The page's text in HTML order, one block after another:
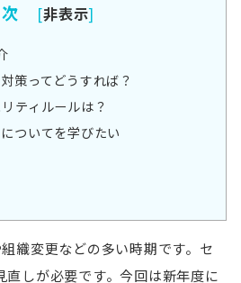
[非表示]
策ってどうすれば？
ティルールは？
ついてを学びたい
織変更などの多い時期です。セ
直しが必要です。今回は新年度に